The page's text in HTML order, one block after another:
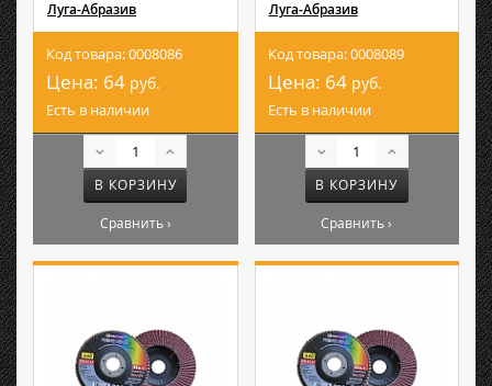
Луга-Абразив
Код товара: 0008086
Цена: 64 руб.
Есть в наличии
В КОРЗИНУ
Сравнить ›
Луга-Абразив
Код товара: 0008089
Цена: 64руб.
Есть в наличии
В КОРЗИНУ
Сравнить ›